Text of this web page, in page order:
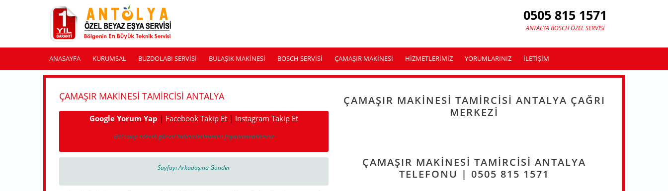
0505 815 1571
ANTALYA BOSCH ÖZEL SERVISI
ANASAYFA KURUMSAL BUZDOLABI SERVISI BULAŞIK MAKINESI BOSCH SERVISI ÇAMAŞIR MAKINESI HIZMETLERIMIZ YORUMLARINIZ ILETIŞIM
ÇAMAŞIR MAKINESI TAMIRCISI ANTALYA
Google Yorum Yap | Facebook Takip Et| Instagram Takip Et
Bizi takip ederek güncel indirimlerimizden faydalanabilirsiniz
Sayfayı Arkadaşına Gönder
ÇAMAŞIR MAKINESI TAMIRCISI ANTALYA ÇAĞRI
MERKEZI
ÇAMAŞIR MAKINESI TAMIRCISI ANTALYA
TELEFONU | 0505 815 1571